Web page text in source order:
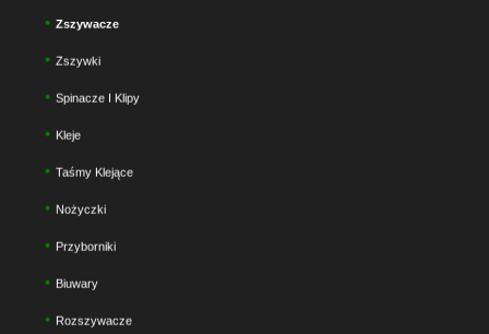
Zszywacze
Zszywki
Spinacze I Klipy
Kleje
Taśmy Klejące
Nożyczki
Przyborniki
Biuwary
Rozszywacze